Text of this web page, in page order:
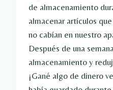
de almacenamiento
almacenar artículos
no cabían en nuestro
Después de una
almacenamiento y
¡Gané algo de dinero